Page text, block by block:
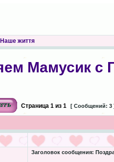
Наше життя
Мамусик с
Страница 1из 1 [ Сообщений: 3
Заголовок сообщения: